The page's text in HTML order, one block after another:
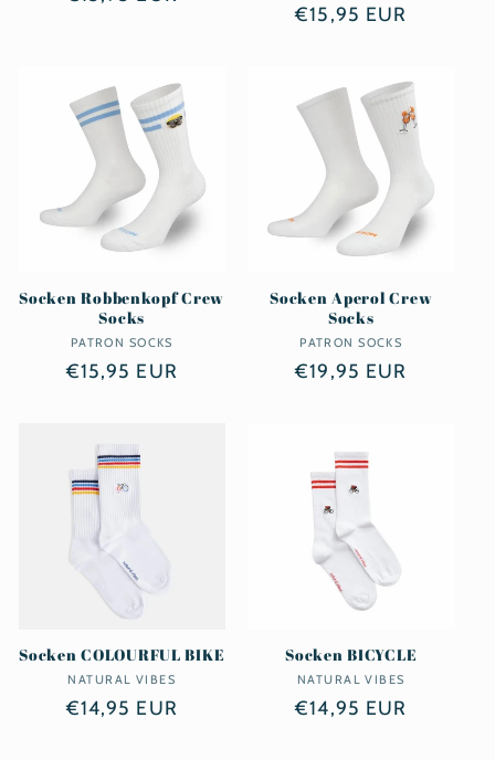
Normaler
€15,95 EUR
Socken Robbenkopf Crew
Socks
Anbieter:
PATRON SOCKS
Normaler
€15,95 EUR
Socken Aperol Crew
Socks
Anbieter:
PATRON SOCKS
Normaler
€19,95 EUR
Socken COLOURFUL BIKE
Anbieter:
NATURAL VIBES
Normaler
€14,95 EUR
Socken BICYCLE
Anbieter:
NATURAL VIBES
Normaler
€14,95 EUR